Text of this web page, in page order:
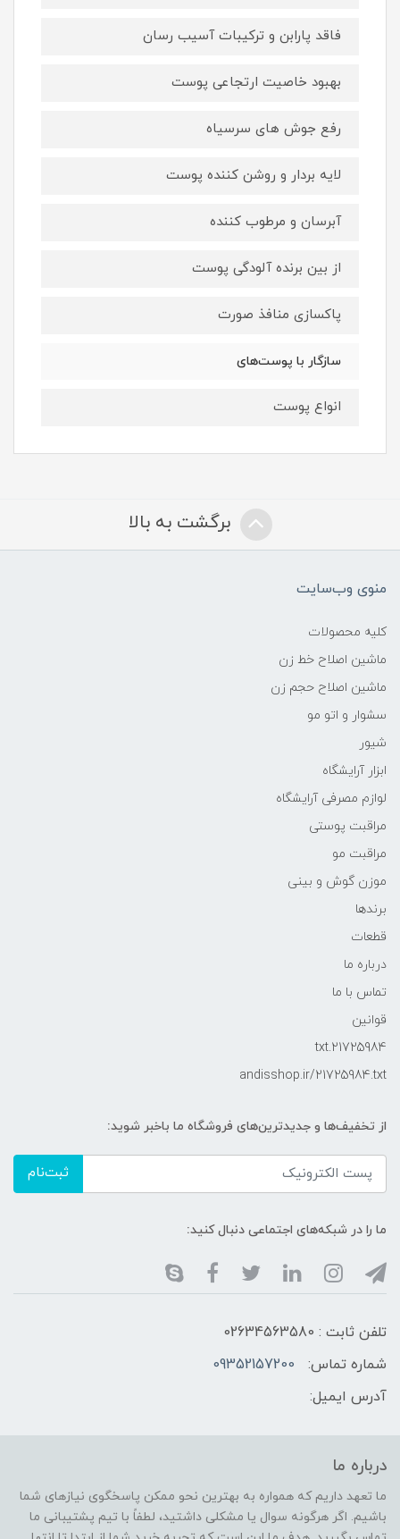
فاقد پارابن و ترکیبات آسیب رسان
بهبود خاصیت ارتجاعی پوست
رفع جوش های سرسیاه
لایه بردار و روشن کننده پوست
آبرسان و مرطوب کننده
از بین برنده آلودگی پوست
پاکسازی منافذ صورت
سازگار با پوست‌های
انواع پوست
برگشت به بالا
منوی وب‌سایت
کلیه محصولات
ماشین اصلاح خط زن
ماشین اصلاح حجم زن
سشوار و اتو مو
شیور
ابزار آرایشگاه
لوازم مصرفی آرایشگاه
مراقبت پوستی
مراقبت مو
موزن گوش و بینی
برندها
قطعات
درباره ما
تماس با ما
قوانین
21725984.txt
andisshop.ir/21725984.txt
از تخفیف‌ها و جدیدترین‌های فروشگاه ما باخبر شوید:
ثبت‌نام
ما را در شبکه‌های اجتماعی دنبال کنید:
تلفن ثابت : 02634563580
شماره تماس:
09352157200
آدرس ایمیل:
درباره ما
ما تعهد داریم که همواره به بهترین نحو ممکن پاسخگوی نیازهای شما
باشیم. اگر هرگونه سوال یا مشکلی داشتید، لطفاً با تیم پشتیبانی ما